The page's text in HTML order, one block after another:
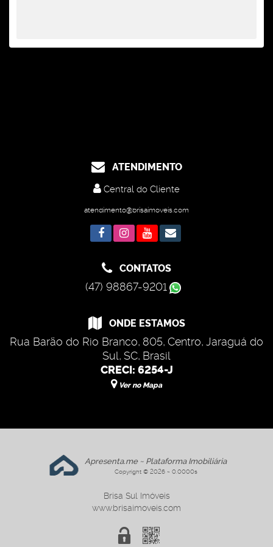
ATENDIMENTO
Central do Cliente
atendimento@brisaimoveis.com
CONTATOS
(47) 98867-9201
ONDE ESTAMOS
Rua Barão do Rio Branco, 805, Centro, Jaraguá do
Sul, SC, Brasil
CRECI: 6254-J
Ver no Mapa
Apresenta.me ~ Plataforma Imobiliária
Copyright © 2026 ~ 0.0000s
Brisa Sul Imóveis
www.brisaimoveis.com